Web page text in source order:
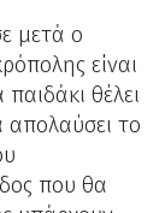
μετά ο
είναι
θέλει
το
που θα